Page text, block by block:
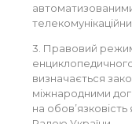
3. Правовий
визначається
міжнародними
на